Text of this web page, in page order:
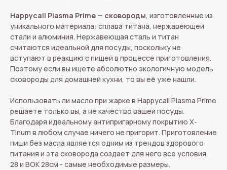
Happycall Plasma Prime — сковороды, изготовленные из
уникального материала: сплава титана, нержавеющей
стали и алюминия. Нержавеющая сталь и титан
считаются идеальной для посуды, поскольку не
вступают в реакцию с пищей в процессе приготовления.
Поэтому если вы ищете абсолютно экологичную модель
сковороды для домашней кухни, то вы её уже нашли.
Использовать ли масло при жарке в Happycall Plasma Prime
решаете только вы, а не качество вашей посуды.
Благодаря идеальному антипригарному покрытию X-
Tinum в любом случае ничего не пригорит. Приготовление
пищи без масла является одним из трендов здорового
питания и эта сковорода создает для него все условия.
28 и ВОК 28см - самые необходимые размеры.